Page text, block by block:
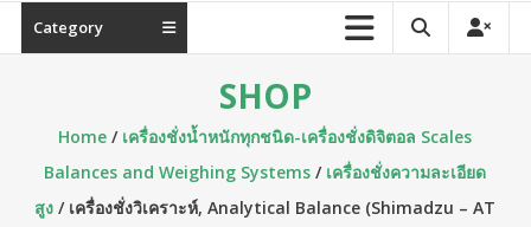
Category
SHOP
Home / เครื่องชั่งน้ำหนักทุกชนิด-เครื่องชั่งดิจิตอล Scales
Balances and Weighing Systems / เครื่องชั่งความละเอียด
สูง / เครื่องชั่งวิเคราะห์, Analytical Balance (Shimadzu – AT